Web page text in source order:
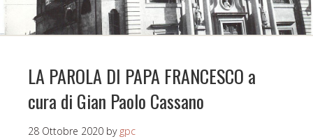
LA PAROLA DI PAPA FRANCESCO a
cura di Gian Paolo Cassano
28 Ottobre 2020 by gpc